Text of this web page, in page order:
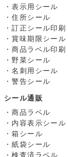
表示用シール
住所シール
訂正シール印刷
賞味期限シール
商品ラベル印刷
野菜シール
名刺用シール
警告シール
シール通販
商品ラベル
内容表示シール
箱シール
紙袋シール
検査済ラベル